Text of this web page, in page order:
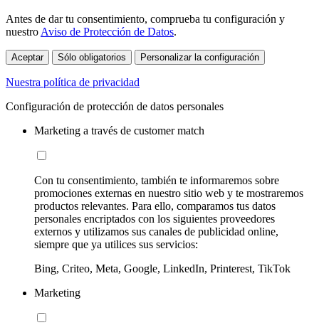
Antes de dar tu consentimiento, comprueba tu configuración y
nuestro Aviso de Protección de Datos.
Aceptar Sólo obligatorios Personalizar la configuración
Nuestra política de privacidad
Configuración de protección de datos personales
Marketing a través de customer match
Con tu consentimiento, también te informaremos sobre
promociones externas en nuestro sitio web y te mostraremos
productos relevantes. Para ello, comparamos tus datos
personales encriptados con los siguientes proveedores
externos y utilizamos sus canales de publicidad online,
siempre que ya utilices sus servicios:
Bing, Criteo, Meta, Google, LinkedIn, Printerest, TikTok
Marketing